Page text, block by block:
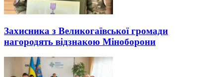
Захисника з Великогаївської громади
нагородять відзнакою Міноборони